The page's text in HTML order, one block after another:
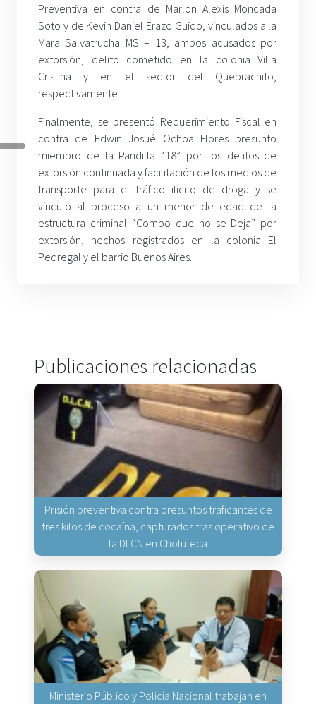
Preventiva en contra de Marlon Alexis Moncada
Soto y de Kevin Daniel Erazo Guido, vinculados a la
Mara Salvatrucha MS – 13, ambos acusados por
extorsión, delito cometido en la colonia Villa
Cristina y en el sector del Quebrachito,
respectivamente.
Finalmente, se presentó Requerimiento Fiscal en
contra de Edwin Josué Ochoa Flores presunto
miembro de la Pandilla “18” por los delitos de
extorsión continuada y facilitación de los medios de
transporte para el tráfico ilícito de droga y se
vinculó al proceso a un menor de edad de la
estructura criminal “Combo que no se Deja” por
extorsión, hechos registrados en la colonia El
Pedregal y el barrio Buenos Aires.
Publicaciones relacionadas
Prisión preventiva contra presuntos traficantes de
tres kilos de cocaína, capturados tras operativo de
la DLCN en Choluteca
Ministerio Público y Policía Nacional trabajan en